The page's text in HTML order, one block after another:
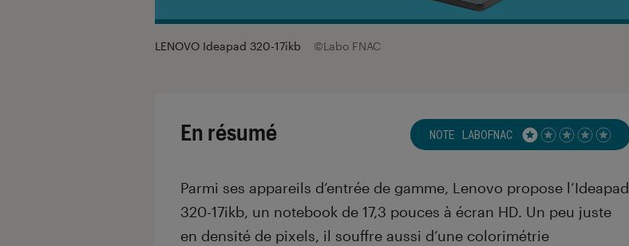
LENOVO Ideapad 320-17ikb ©Labo FNAC
En résumé NOTE LABOFNAC Noté 1 étoiles sur 5
Parmi ses appareils d’entrée de gamme, Lenovo propose l’Ideapad
320-17ikb, un notebook de 17,3 pouces à écran HD. Un peu juste
en densité de pixels, il souffre aussi d’une colorimétrie